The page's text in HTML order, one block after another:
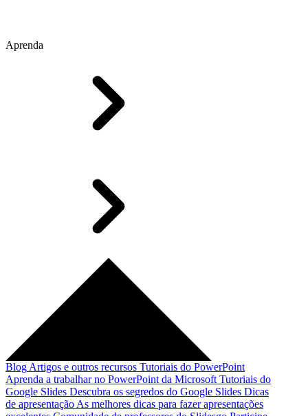
Aprenda
Blog Artigos e outros recursos Tutoriais do PowerPoint
Aprenda a trabalhar no PowerPoint da Microsoft Tutoriais do
Google Slides Descubra os segredos do Google Slides Dicas
de apresentação As melhores dicas para fazer apresentações